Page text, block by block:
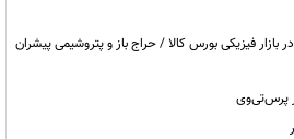
هزار تن کالا در بازار فیزیکی بورس کالا / حراج باز و پتروشیمی پیشران
پرس‌تی‌وی